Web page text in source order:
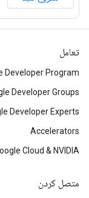
تعامل
Developer Program
Developer Groups
Developer Experts
Accelerators
Cloud & NVIDIA
متصل کردن